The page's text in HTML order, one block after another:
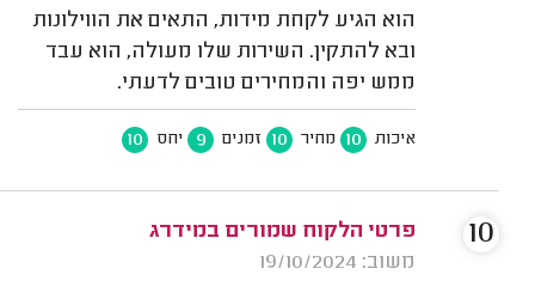
הוא הגיע לקחת מידות, התאים את הווילונות
ובא להתקין. השירות שלו מעולה, הוא עבד
ממש יפה והמחירים טובים לדעתי.
איכות 10 מחיר 10 זמנים 9 יחס 10
פרטי הלקוח שמורים במידרג
משוב: 19/10/2024
10